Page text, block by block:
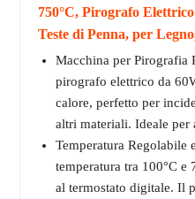
750°C, Pirografo
Teste di Penna, per
Macchina per Pirografia
pirografo elettrico da
calore, perfetto per
altri materiali. Ideale
Temperatura Regolabile
temperatura tra 100°C e
al termostato digitale. Il